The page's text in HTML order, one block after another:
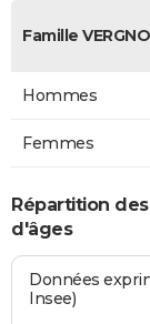
Famille
Hommes
Femmes
Répartition
d'âges
Données
Insee)